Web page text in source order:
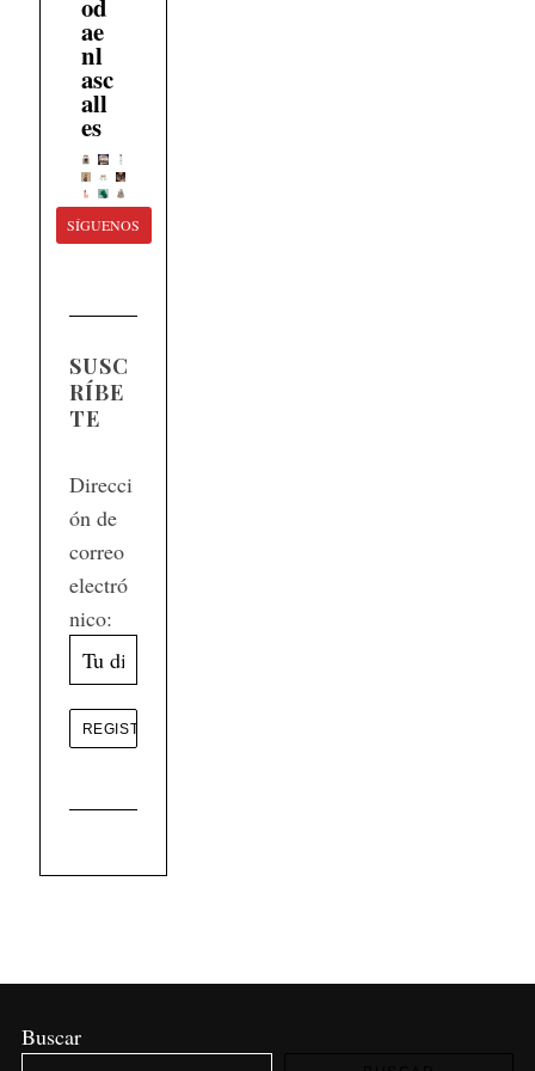
od
ae
nl
asc
all
es
SÍGUENOS
SUSC
RÍBE
TE
Direcci
ón de
correo
electró
nico:
Buscar